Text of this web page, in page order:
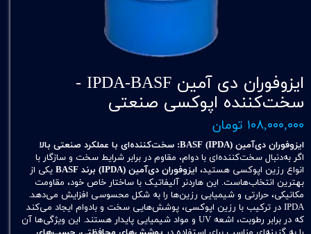
ایزوفوران دی آمین IPDA-BASF -
سخت‌کننده اپوکسی صنعتی
۱۰۸,۰۰۰,۰۰۰ تومان
ایزوفوران دی‌آمین (IPDA) BASF: سخت‌کننده‌ای با عملکرد صنعتی بالا
اگر به‌دنبال سخت‌کننده‌ای با دوام، مقاوم در برابر شرایط سخت و سازگار با
انواع رزین اپوکسی هستید، ایزوفوران دی‌آمین (IPDA) برند BASF
یکی از
بهترین انتخاب‌هاست. این هاردنر آلیفاتیک با ساختار خاص خود، مقاومت
مکانیکی، حرارتی و شیمیایی رزین‌ها را به شکل محسوسی افزایش می‌دهد.
IPDA در ترکیب با رزین اپوکسی، پوشش‌هایی سخت و بادوام ایجاد می‌کند
که در برابر رطوبت، اشعه UV و مواد شیمیایی پایدار هستند. این ویژگی‌ها آن